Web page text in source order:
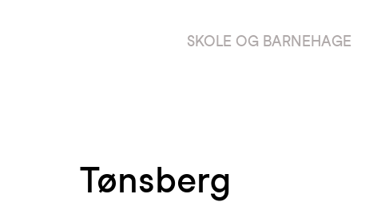
SKOLE OG BARNEHAGE
Tønsberg